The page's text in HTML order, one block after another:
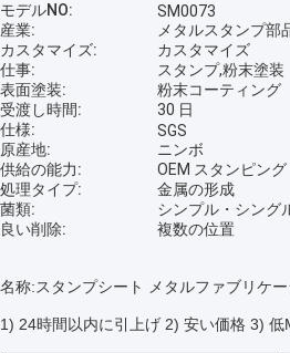
モデルNO:
SM0073
産業:
メタルスタンプ部
カスタマイズ:
カスタマイズ
仕事:
スタンプ,粉末塗装
表面塗装:
粉末コーティング
受渡し時間:
30 日
仕様:
SGS
原産地:
ニンボ
供給の能力:
OEM スタンピン
処理タイプ:
金属の形成
菌類:
シンプル・シング
良い削除:
複数の位置
名称:スタンプシート メタルファブリケ
1) 24時間以内に引上げ 2) 安い価格 3) 低